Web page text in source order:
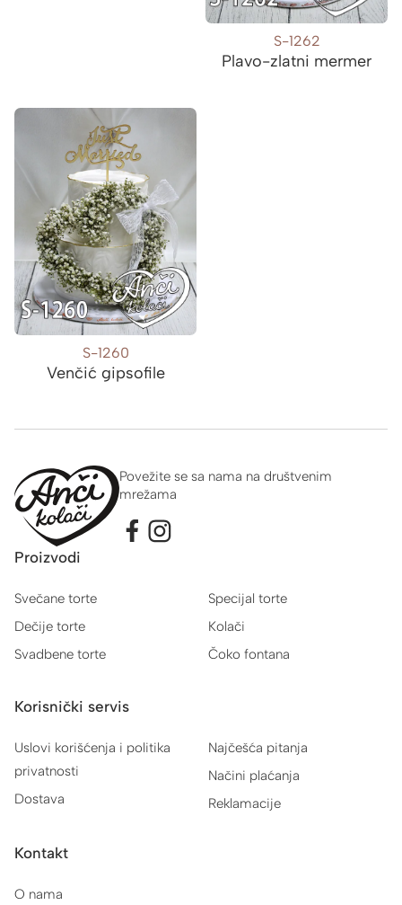
S-1262
Plavo-zlatni mermer
S-1260
Venčić gipsofile
Povežite se sa nama na društvenim
mrežama
Proizvodi
Svečane torte
Dečije torte
Svadbene torte
Specijal torte
Kolači
Čoko fontana
Korisnički servis
Uslovi korišćenja i politika
privatnosti
Dostava
Najčešća pitanja
Načini plaćanja
Reklamacije
Kontakt
O nama